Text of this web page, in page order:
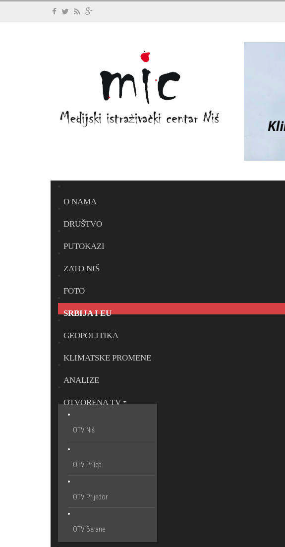
O NAMA
DRUŠTVO
PUTOKAZI
ZATO NIŠ
FOTO
SRBIJA I EU
GEOPOLITIKA
KLIMATSKE PROMENE
ANALIZE
OTVORENA TV
OTV Niš
OTV Prilep
OTV Prijedor
OTV Berane